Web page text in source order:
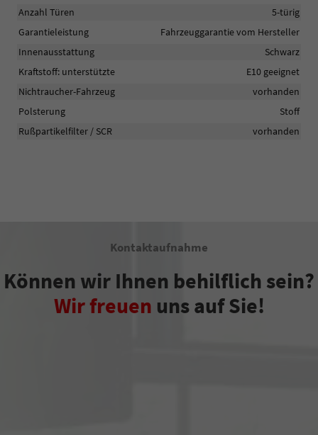
Anzahl Türen
5-türig
Garantieleistung
Fahrzeuggarantie vom Hersteller
Innenausstattung
Schwarz
Kraftstoff: unterstützte
E10 geeignet
Nichtraucher-Fahrzeug
vorhanden
Polsterung
Stoff
Rußpartikelfilter / SCR
vorhanden
Kontaktaufnahme
Können wir Ihnen behilflich sein?
Wir freuen uns auf Sie!